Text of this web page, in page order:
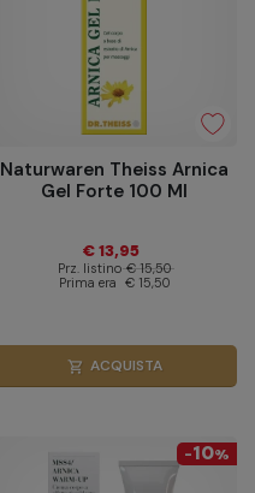
Naturwaren Theiss Arnica
Gel Forte 100 Ml
€ 13,95
Prz. listino € 15,50
Prima era € 15,50
shopping_cart ACQUISTA
-10%